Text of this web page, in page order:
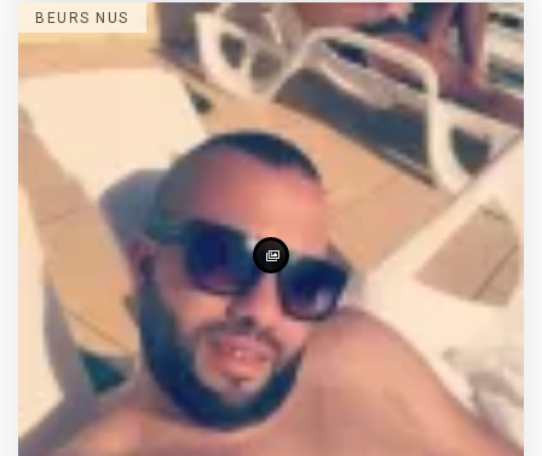
BEURS NUS